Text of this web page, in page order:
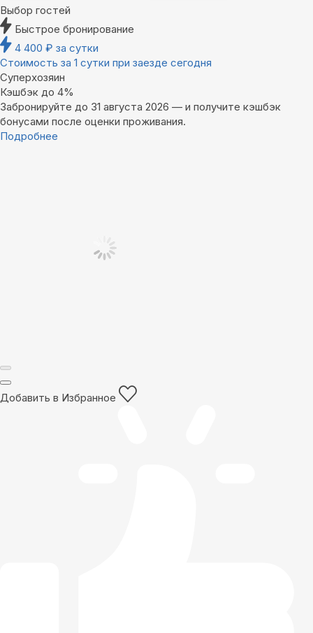
Выбор гостей
Быстрое бронирование
4 400 ₽ за сутки
Стоимость за 1 сутки при заезде сегодня
Суперхозяин
Кэшбэк до 4%
Забронируйте до 31 августа 2026 — и получите кэшбэк
бонусами после оценки проживания.
Подробнее
Добавить в Избранное